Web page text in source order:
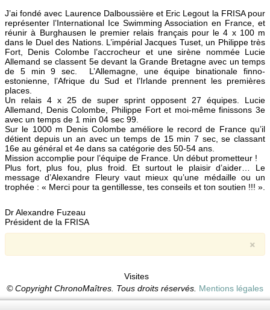
J’ai fondé avec Laurence Dalboussière et Eric Legout la FRISA pour
représenter l’International Ice Swimming Association en France, et
réunir à Burghausen le premier relais français pour le 4 x 100 m
dans le Duel des Nations. L’impérial Jacques Tuset, un Philippe très
Fort, Denis Colombe l’accrocheur et une sirène nommée Lucie
Allemand se classent 5e devant la Grande Bretagne avec un temps
de 5 min 9 sec. L’Allemagne, une équipe binationale finno-
estonienne, l’Afrique du Sud et l’Irlande prennent les premières
places.
Un relais 4 x 25 de super sprint opposent 27 équipes. Lucie
Allemand, Denis Colombe, Philippe Fort et moi-même finissons 3e
avec un temps de 1 min 04 sec 99.
Sur le 1000 m Denis Colombe améliore le record de France qu’il
détient depuis un an avec un temps de 15 min 7 sec, se classant
16e au général et 4e dans sa catégorie des 50-54 ans.
Mission accomplie pour l’équipe de France. Un début prometteur !
Plus fort, plus fou, plus froid. Et surtout le plaisir d’aider… Le
message d’Alexandre Fleury vaut mieux qu’une médaille ou un
trophée : « Merci pour ta gentillesse, tes conseils et ton soutien !!! ».
Dr Alexandre Fuzeau
Président de la FRISA
×
Visites
© Copyright ChronoMaîtres. Tous droits réservés. Mentions légales